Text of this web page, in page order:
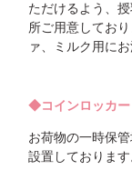
ただけるよう、
所ご用意してお
ァ、ミルク用に
◆コインロッカー
お荷物の一時保
設置しております